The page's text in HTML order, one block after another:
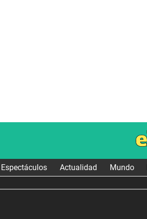
Espectáculos Actualidad Mundo